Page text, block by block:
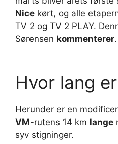
Nice kørt, og alle
TV 2 og TV 2 PLAY.
Sørensen kommenterer.
Hvor lang
Herunder er en
VM-rutens 14 km lange
syv stigninger.